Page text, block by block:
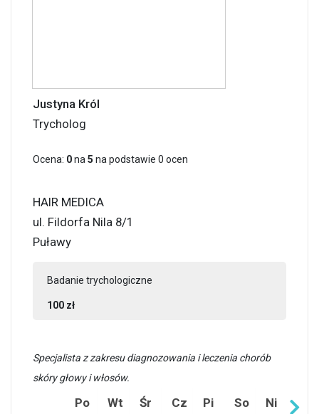
Justyna Król
Trycholog
Ocena: 0na 5 na podstawie 0 ocen
HAIR MEDICA
ul. Fildorfa Nila 8/1
Puławy
Badanie trychologiczne
100 zł
Specjalista z zakresu diagnozowania i leczenia chorób
skóry głowy i włosów.
Po Wt Śr Cz Pi So Ni